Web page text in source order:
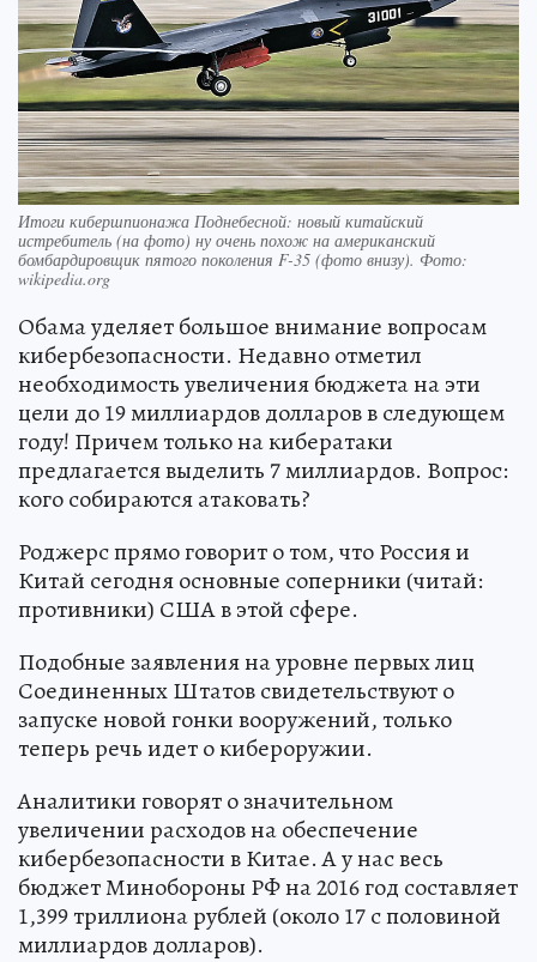
Итоги кибершпионажа Поднебесной: новый китайский
истребитель (на фото) ну очень похож на американский
бомбардировщик пятого поколения F-35 (фото внизу). Фото:
wikipedia.org
Обама уделяет большое внимание вопросам
кибербезопасности. Недавно отметил
необходимость увеличения бюджета на эти
цели до 19 миллиардов долларов в следующем
году! Причем только на кибератаки
предлагается выделить 7 миллиардов. Вопрос:
кого собираются атаковать?
Роджерс прямо говорит о том, что Россия и
Китай сегодня основные соперники (читай:
противники) США в этой сфере.
Подобные заявления на уровне первых лиц
Соединенных Штатов свидетельствуют о
запуске новой гонки вооружений, только
теперь речь идет о кибероружии.
Аналитики говорят о значительном
увеличении расходов на обеспечение
кибербезопасности в Китае. А у нас весь
бюджет Минобороны РФ на 2016 год составляет
1,399 триллиона рублей (около 17 с половиной
миллиардов долларов).